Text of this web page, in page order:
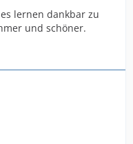
lernen dankbar zu
und schöner.